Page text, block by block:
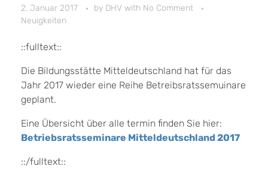
2. Januar 2017 by DHV with No Comment
Neuigkeiten
::fulltext::
Die Bildungsstätte Mitteldeutschland hat für das
Jahr 2017 wieder eine Reihe Betreibsratssemuinare
geplant.
Eine Übersicht über alle termin finden Sie hier:
Betriebsratsseminare Mitteldeutschland 2017
::/fulltext::